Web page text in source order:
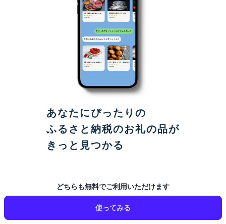
あなたにぴったりの
ふるさと納税のお礼の品が
きっと見つかる
どちらも無料でご利用いただけます
使ってみる